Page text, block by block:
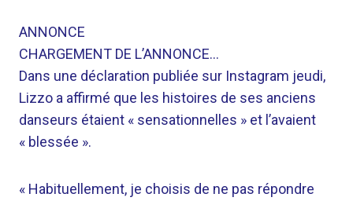
ANNONCE
CHARGEMENT DE L’ANNONCE…
Dans une déclaration publiée sur Instagram jeudi,
Lizzo a affirmé que les histoires de ses anciens
danseurs étaient « sensationnelles » et l’avaient
« blessée ».
« Habituellement, je choisis de ne pas répondre